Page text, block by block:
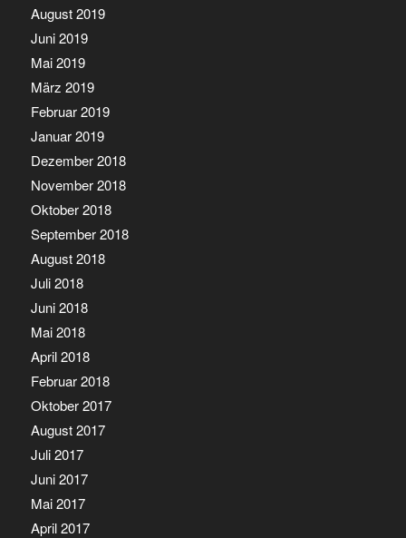
August 2019
Juni 2019
Mai 2019
März 2019
Februar 2019
Januar 2019
Dezember 2018
November 2018
Oktober 2018
September 2018
August 2018
Juli 2018
Juni 2018
Mai 2018
April 2018
Februar 2018
Oktober 2017
August 2017
Juli 2017
Juni 2017
Mai 2017
April 2017